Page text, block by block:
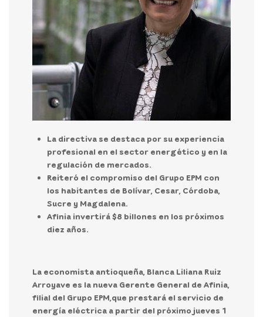
La directiva se destaca por su experiencia
profesional en el sector energético y en la
regulación de mercados.
Reiteró el compromiso del Grupo EPM con
los habitantes de Bolívar, Cesar, Córdoba,
Sucre y Magdalena.
Afinia invertirá $8 billones en los próximos
diez años.
La economista antioqueña, Blanca Liliana Ruiz
Arroyave es la nueva Gerente General de Afinia,
filial del Grupo EPM,que prestará el servicio de
energía eléctrica a partir del próximo jueves 1